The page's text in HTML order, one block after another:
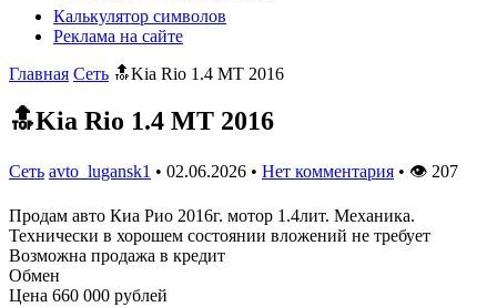
Калькулятор символов
Реклама на сайте
Главная Сеть 🔝Kia Rio 1.4 MT 2016
🔝Kia Rio 1.4 MT 2016
Сеть avto_lugansk1 • 02.06.2026 • Нет комментария • 👁 207
Продам авто Киа Рио 2016г. мотор 1.4лит. Механика.
Технически в хорошем состоянии вложений не требует
Возможна продажа в кредит
Обмен
Цена 660 000 рублей